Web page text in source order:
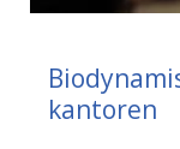
kantoren